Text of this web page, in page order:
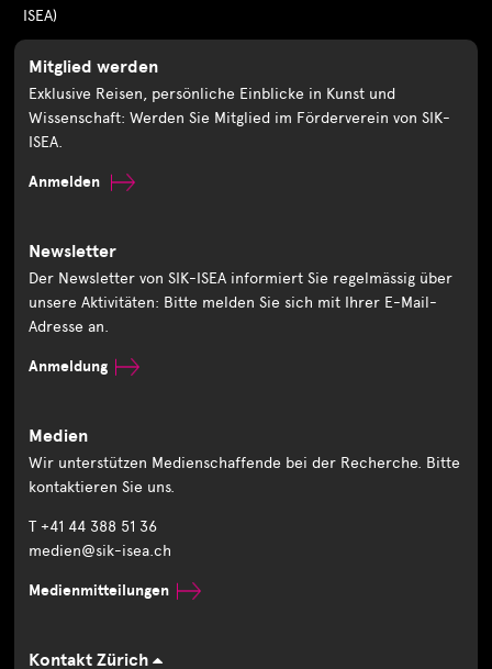
ISEA)
Mitglied werden
Exklusive Reisen, persönliche Einblicke in Kunst und
Wissenschaft: Werden Sie Mitglied im Förderverein von SIK-
ISEA.
Anmelden
Newsletter
Der Newsletter von SIK-ISEA informiert Sie regelmässig über
unsere Aktivitäten: Bitte melden Sie sich mit Ihrer E-Mail-
Adresse an.
Anmeldung
Medien
Wir unterstützen Medienschaffende bei der Recherche. Bitte
kontaktieren Sie uns.
T +41 44 388 51 36
medien@sik-isea.ch
Medienmitteilungen
Kontakt Zürich